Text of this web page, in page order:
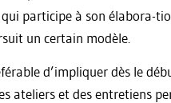
participe à son élabora-
un certain modèle.
d’impliquer dès le
ateliers et des entretiens